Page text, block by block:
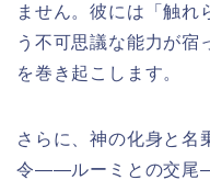
ません。彼には「触れ
う不可思議な能力が宿
を巻き起こします。
さらに、神の化身と名
令――ルーミとの交尾